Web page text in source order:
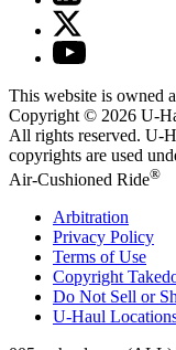
This website is owned
Copyright © 2026 U-
All rights reserved. U-
copyrights are used
Air-Cushioned Ride®
Arbitration
Privacy Policy
Terms of Use
Copyright
Do Not Sell or
U-Haul